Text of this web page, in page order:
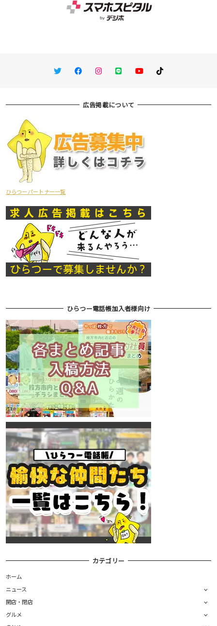
TwitterFacebookInstagram
LINE You TubeTikTok
広告掲載について
ひらつーパートナー一覧
ひらつー電話帳加入者様向け
カテゴリー
ホーム
ニュース
開店・閉店
グルメ